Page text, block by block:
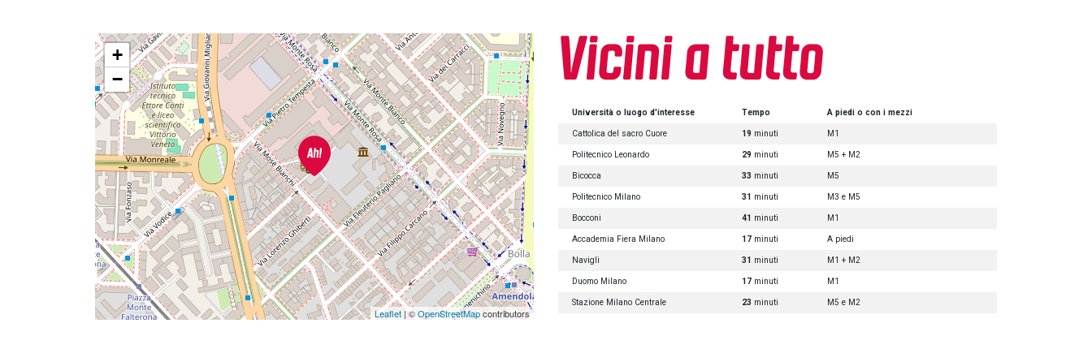
+
−
Leaflet| ©OpenStreetMapcontributors
Vicini a tutto
Università o luogo d'interesse Tempo A piedi o con i mezzi
Cattolica del sacro Cuore 19 minuti M1
Politecnico Leonardo 29 minuti M5 + M2
Bicocca 33 minuti M5
Politecnico Milano 31 minuti M3 e M5
Bocconi 41 minuti M1
Accademia Fiera Milano 17 minuti A piedi
Navigli 31 minuti M1 + M2
Duomo Milano 17 minuti M1
Stazione Milano Centrale 23 minuti M5 e M2